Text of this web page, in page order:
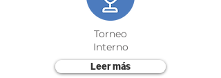
Torneo
Interno
Leer más